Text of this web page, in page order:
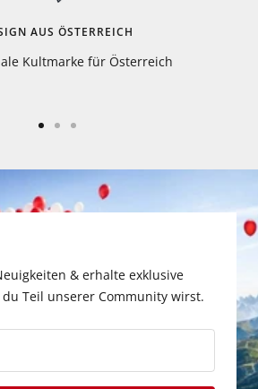
Kostenloser
& erhalte exklusive
Teil unserer Community wirst.